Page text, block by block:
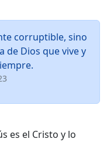
corruptible, sino
de Dios que vive y
es el Cristo y lo